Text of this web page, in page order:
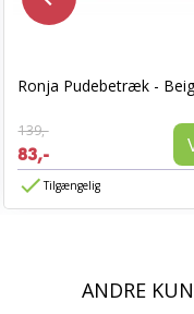
Ronja Pudebetræk -
139,-
83,-
Tilgængelig
ANDRE